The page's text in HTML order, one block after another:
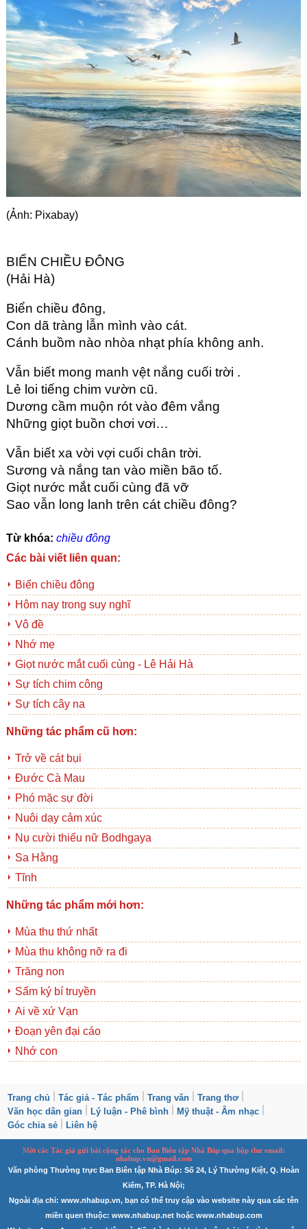
Góc chia sẻ
Liên hệ
Tìm kiếm
(Ảnh: Pixabay)
BIỂN CHIỀU ĐÔNG
(Hải Hà)
Biển chiều đông,
Con dã tràng lẫn mình vào cát.
Cánh buồm nào nhòa nhạt phía không anh.
Vẫn biết mong manh vệt nắng cuối trời .
Lẻ loi tiếng chim vườn cũ.
Dương cầm muộn rót vào đêm vắng
Những giọt buồn chơi vơi…
Vẫn biết xa vời vợi cuối chân trời.
Sương và nắng tan vào miền bão tố.
Giọt nước mắt cuối cùng đã vỡ
Sao vẫn long lanh trên cát chiều đông?
Từ khóa: chiều đông
Các bài viết liên quan:
Biển chiều đông
Hôm nay trong suy nghĩ
Vô đề
Nhớ mẹ
Giọt nước mắt cuối cùng - Lê Hải Hà
Sự tích chim công
Sự tích cây na
Những tác phẩm cũ hơn:
Trở về cát bụi
Đước Cà Mau
Phó mặc sự đời
Nuôi dạy cảm xúc
Nụ cười thiếu nữ Bodhgaya
Sa Hằng
Tĩnh
Những tác phẩm mới hơn:
Mùa thu thứ nhất
Mùa thu không nỡ ra đi
Trăng non
Sấm ký bí truyền
Ai về xứ Vạn
Đoạn yên đại cáo
Nhớ con
Trang chủ Tác giả - Tác phẩm Trang văn
Trang thơ
Văn học dân gian
Lý luận - Phê bình
Mỹ thuật - Âm nhạc
Góc chia sẻ
Liên hệ
Mời các Tác giả gửi bài cộng táccho Ban Biên tập Nhà Búp qua hộp thư email:
nhabup.vn@gmail.com
Văn phòng Thường trực Ban Biên tập Nhà Búp: Số 24, Lý Thường Kiệt, Q. Hoàn
Kiếm, TP. Hà Nội;
Ngoài địa chỉ: www.nhabup.vn, bạn có thể truy cập vào website này qua các tên
miền quen thuộc: www.nhabup.net hoặc www.nhabup.com